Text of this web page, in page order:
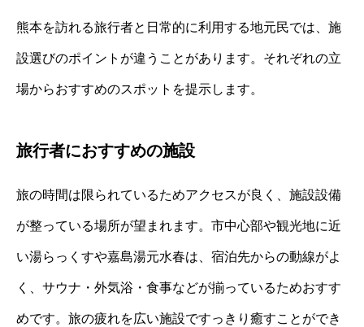
熊本を訪れる旅行者と日常的に利用する地元民では、施
設選びのポイントが違うことがあります。それぞれの立
場からおすすめのスポットを提示します。
旅行者におすすめの施設
旅の時間は限られているためアクセスが良く、施設設備
が整っている場所が望まれます。市中心部や観光地に近
い湯らっくすや嘉島湯元水春は、宿泊先からの動線がよ
く、サウナ・外気浴・食事などが揃っているためおすす
めです。旅の疲れを広い施設ですっきり癒すことができ